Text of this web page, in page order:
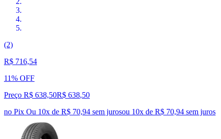
(2)
R$ 716,54
11% OFF
Preço R$ 638,50R$ 638,50
no Pix Ou 10x de R$ 70,94 sem jurosou 10x de R$ 70,94 sem juros